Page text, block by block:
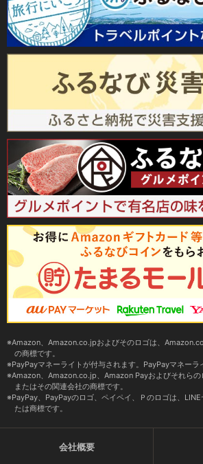
Amazon、Amazon.co.jpおよびそのロゴは、
の商標です。
PayPayマネーライトが付与されます。PayPayマネーラ
Amazon、Amazon.co.jp、Amazon Payおよびそれら
またはその関連会社の商標です。
PayPay、PayPayのロゴ、ペイペイ、Ｐのロゴは、
たは商標です。
会社概要